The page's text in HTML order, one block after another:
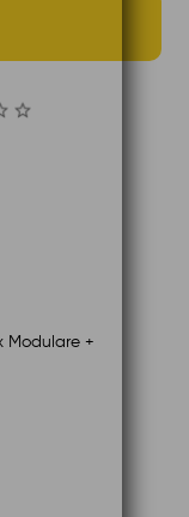
Modulare +